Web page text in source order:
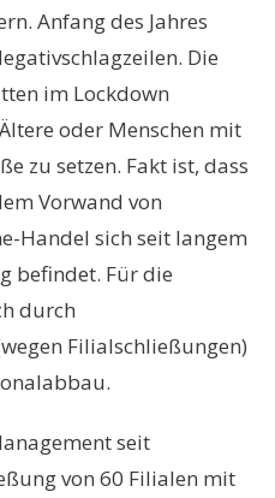
Anfang des Jahres
Die
im Lockdown
oder Menschen mit
zu setzen. Fakt ist, dass
Vorwand von
Handel sich seit langem
befindet. Für die
durch
Filialschließungen)
seit
von 60 Filialen mit